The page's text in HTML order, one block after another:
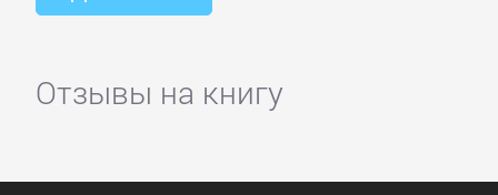
Отзывы на книгу